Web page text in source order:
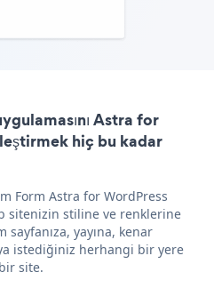
Astra for
hiç bu kadar
Form Astra for WordPress
sitenizin stiline ve renklerine
yayına, kenar
istediğiniz herhangi bir yere
site.